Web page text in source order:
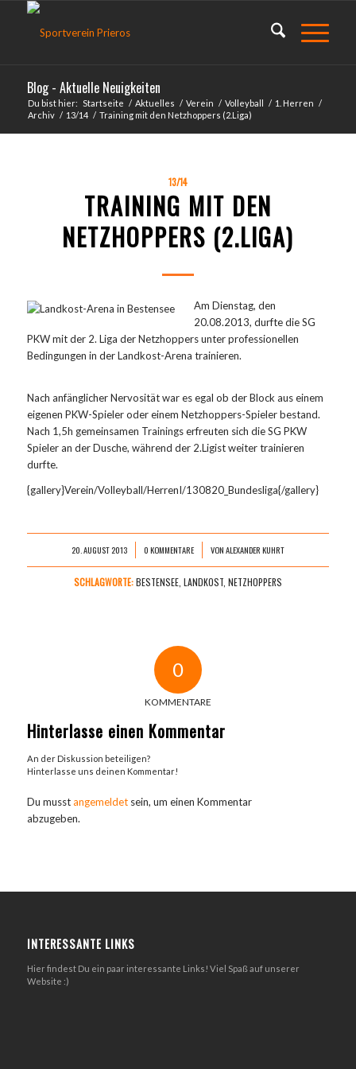
Blog - Aktuelle Neuigkeiten
Du bist hier: Startseite / Aktuelles / Verein / Volleyball / 1. Herren /
Archiv / 13/14 / Training mit den Netzhoppers (2.Liga)
13/14
TRAINING MIT DEN
NETZHOPPERS (2.LIGA)
Am Dienstag, den
20.08.2013, durfte die SG
PKW mit der 2. Liga der Netzhoppers unter professionellen
Bedingungen in der Landkost-Arena trainieren.
Nach anfänglicher Nervosität war es egal ob der Block aus einem
eigenen PKW-Spieler oder einem Netzhoppers-Spieler bestand.
Nach 1,5h gemeinsamen Trainings erfreuten sich die SG PKW
Spieler an der Dusche, während der 2.Ligist weiter trainieren
durfte.
{gallery}Verein/Volleyball/HerrenI/130820_Bundesliga{/gallery}
20. AUGUST 2013
/ 0 KOMMENTARE
/ VONALEXANDER KUHRT
SCHLAGWORTE:BESTENSEE, LANDKOST, NETZHOPPERS
0
KOMMENTARE
Hinterlasse einen Kommentar
An der Diskussion beteiligen?
Hinterlasse uns deinen Kommentar!
Du musstangemeldetsein, um einen Kommentar
abzugeben.
INTERESSANTE LINKS
Hier findest Du ein paar interessante Links! Viel Spaß auf unserer
Website :)